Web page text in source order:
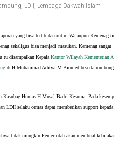
, LDII , Lembaga Dakwah Islam
yang bisa tertib dan rutin. Walaupun Kemenag
sekaligus bisa menjadi masukan. Kemenag sangat
tu disampaikan KepalaKantor Wilayah Kementerian
dr.H.Muhammad Aditya,M.Biomed beserta
Humas H.Musal Badri Kesuma. Pada
LDII selaku ormas dapat memberikan support kepada
tidak mungkin Pemerintah akan membuat